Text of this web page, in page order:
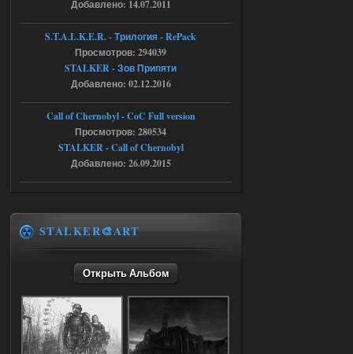
18:37
r4908778
с избавлением от баласта,
доходяга.
Путь во мгле + GUNSLINGER mod
Stalker-Mods-Clan-su
Доступно только для пользователей
Путь во мгле + GUNSLINGER mod
stalker673920
где пароль?
Ответить ➤
05.08.2026
Добавлено: 14.07.2011
S.T.A.L.K.E.R. - Трилогия - RePack
Просмотров: 294039
STALKER - Зов Припяти
Добавлено: 02.12.2016
Call of Chernobyl - CoC Full version
Просмотров: 280534
STALKER - Call of Chernobyl
Добавлено: 26.09.2015
STALKER🎨ART
Открыть Альбом